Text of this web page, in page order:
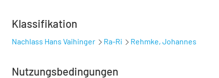
Klassifikation
Nachlass Hans Vaihinger Ra-Ri Rehmke, Johannes
Nutzungsbedingungen